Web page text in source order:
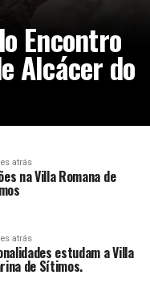
Encontro
Alcácer do
atrás
na Villa Romana de
atrás
estudam a Villa
de Sítimos.